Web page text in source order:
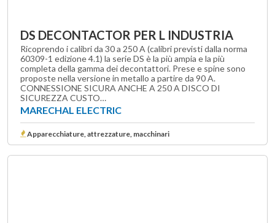
DS DECONTACTOR PER L INDUSTRIA
Ricoprendo i calibri da 30 a 250 A (calibri previsti dalla norma
60309-1 edizione 4.1) la serie DS è la più ampia e la più
completa della gamma dei decontattori. Prese e spine sono
proposte nella versione in metallo a partire da 90 A.
CONNESSIONE SICURA ANCHE A 250 A DISCO DI
SICUREZZA CUSTO…
MARECHAL ELECTRIC
Apparecchiature, attrezzature, macchinari